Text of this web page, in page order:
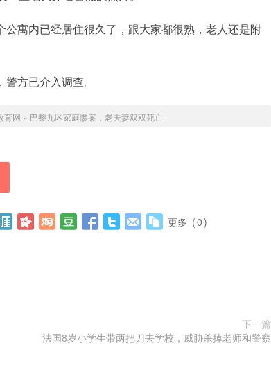
公寓内已经居住很久了，跟大家都很熟，老人还是附
方已介入调查。
育网 » 巴黎九区家庭惨案，老夫妻双双死亡
更多 (0)
下一篇
法国8岁小学生带两把刀去学校，威胁杀掉老师和警察